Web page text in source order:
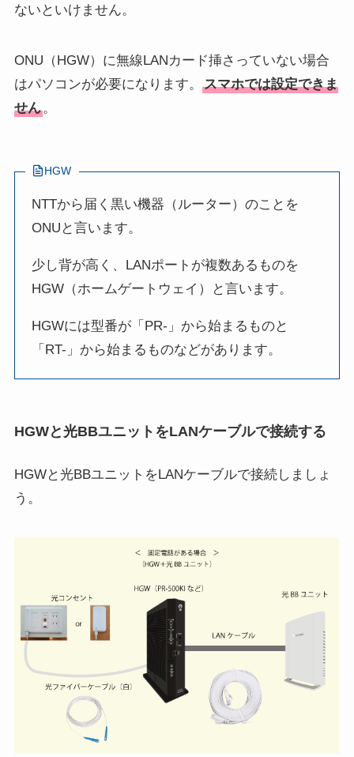
ないといけません。
ONU（HGW）に無線LANカード挿さっていない場合
はパソコンが必要になります。
スマホでは設定できま
せん。
HGW
NTTから届く黒い機器（ルーター）のことを
ONUと言います。
少し背が高く、LANポートが複数あるものを
HGW（ホームゲートウェイ）と言います。
HGWには型番が「PR-」から始まるものと
「RT-」から始まるものなどがあります。
HGWと光BBユニットをLANケーブルで接続する
HGWと光BBユニットをLANケーブルで接続しましょ
う。